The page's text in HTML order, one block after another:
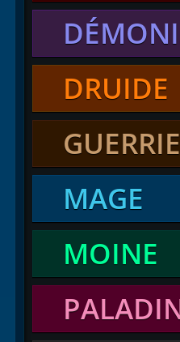
DRUIDE
MAGE
MOINE